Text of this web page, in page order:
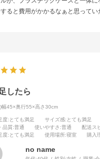
ると費用がかかるなぁと思って
したら
幅45×奥行55×高さ30cm
度:とても満足 サイズ感:とても満足
品質:普通 使いやすさ :普通 配送ス
度:とても満足 使用場所:寝室 購入
no name